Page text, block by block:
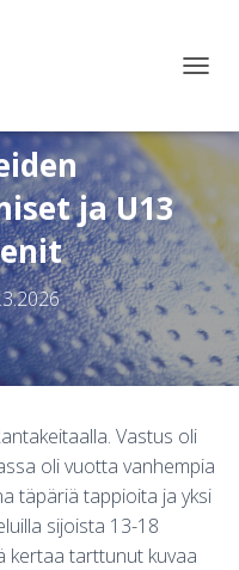
V
I
T
P
Ä
L
E
/
P
O
ja U13
Vastus oli
oli vuotta vanhempia
täpäriä tappioita ja yksi
sijoista 13-18
kertaa tarttunut kuvaa